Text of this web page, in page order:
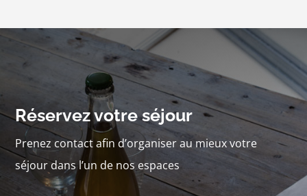
Réservez votre séjour
Prenez contact afin d’organiser au mieux votre
séjour dans l’un de nos espaces